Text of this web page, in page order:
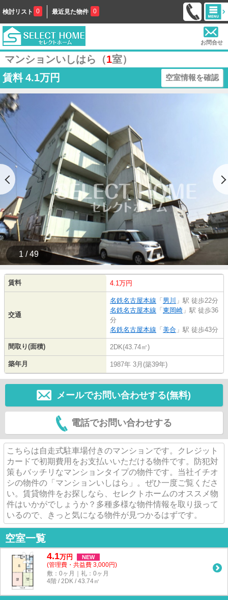
検討リスト 0 最近見た物件 0
お問合せ
マンションいしはら（1室）
賃料 4.1万円 空室情報を確認
1 / 49
賃料 4.1万円
交通
名鉄名古屋本線 「 男川 」駅 徒歩22分
名鉄名古屋本線 「 東岡崎 」駅 徒歩36
分
名鉄名古屋本線 「 美合 」駅 徒歩43分
間取り(面積) 2DK(43.74㎡)
築年月 1987年 3月(築39年)
メールでお問い合わせする(無料)
電話でお問い合わせする
こちらは自走式駐車場付きのマンションです。クレジット
カードで初期費用をお支払いいただける物件です。防犯対
策もバッチリなマンションタイプの物件です。当社イチオ
シの物件の「マンションいしはら」。ぜひ一度ご覧くださ
い。賃貸物件をお探しなら、セレクトホームのオススメ物
件はいかがでしょうか？多種多様な物件情報を取り扱って
いるので、きっと気になる物件が見つかるはずです。
空室一覧
4.1万円 NEW
(管理費・共益費 3,000円)
敷：0ヶ月｜礼：0ヶ月
4階 / 2DK / 43.74㎡